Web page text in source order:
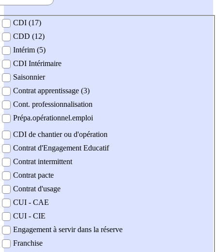
contrat
CDI (17)
CDD (12)
Intérim (5)
CDI Intérimaire
Saisonnier
Contrat apprentissage (3)
Cont. professionnalisation
Prépa.opérationnel.emploi
CDI de chantier ou d'opération
Contrat d'Engagement Educatif
Contrat intermittent
Contrat pacte
Contrat d'usage
CUI - CAE
CUI - CIE
Engagement à servir dans la réserve
Franchise